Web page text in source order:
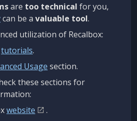
are too technical for you,
can be a valuable tool.
utilization of Recalbox:
tutorials.
Usage section.
these sections for
website
.